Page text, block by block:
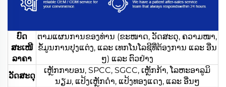
ບົດ
ສະເໜີ
ລາຄາ
ຕາມແຜນການຂອງທ່ານ (ຂະໜາດ, ວັດສະດຸ, ຄວາມໜາ,
ຂໍ້ມູນການປຸງແຕ່ງ, ແລະ ເທກໂນໂລຊີທີ່ຕ້ອງການ ແລະ ອື່ນ
ໆ) ແລະ ຕົວຢ່າງ
ວັດສະດຸ
ເຫຼັກກາບອນ, SPCC, SGCC, ເຫຼັກກ້າ, ໂລຫະອາລູມິ
ນຽມ, ແປ້ງເຫຼັກດຳ, ແປ້ງທອງແດງ, ແລະ ອື່ນໆ